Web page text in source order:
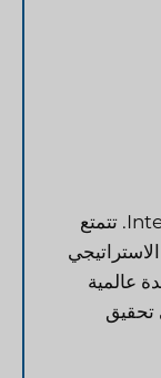
International Research & Strategy. تتمتع
الاستراتيجي
عالمية